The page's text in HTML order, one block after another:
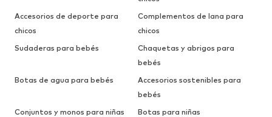
Accesorios de deporte para
chicos
Complementos de lana para
chicos
Sudaderas para bebés
Chaquetas y abrigos para
bebés
Botas de agua para bebés
Accesorios sostenibles para
bebés
Conjuntos y monos para niñas
Botas para niñas